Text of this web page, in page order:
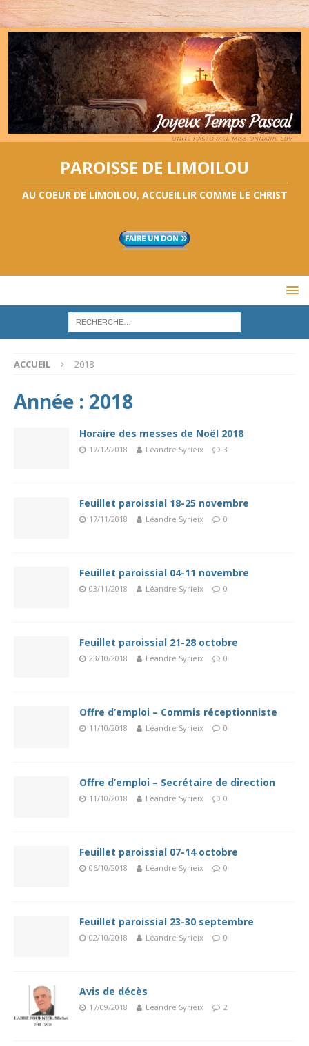
PAROISSE DE LIMOILOU
AU COEUR DE LIMOILOU, ACCUEILLIR COMME LE CHRIST
ACCUEIL 2018
Année : 2018
Horaire des messes de Noël 2018
17/12/2018 Léandre Syrieix 3
Feuillet paroissial 18-25 novembre
17/11/2018 Léandre Syrieix 0
Feuillet paroissial 04-11 novembre
03/11/2018 Léandre Syrieix 0
Feuillet paroissial 21-28 octobre
23/10/2018 Léandre Syrieix 0
Offre d’emploi – Commis réceptionniste
11/10/2018 Léandre Syrieix 0
Offre d’emploi – Secrétaire de direction
11/10/2018 Léandre Syrieix 0
Feuillet paroissial 07-14 octobre
06/10/2018 Léandre Syrieix 0
Feuillet paroissial 23-30 septembre
02/10/2018 Léandre Syrieix 0
Avis de décès
17/09/2018 Léandre Syrieix 2